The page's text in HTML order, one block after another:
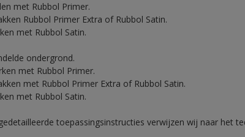
met Rubbol Primer.
Rubbol Primer Extra of Rubbol Satin.
met Rubbol Satin.
ondergrond.
met Rubbol Primer.
met Rubbol Primer Extra of Rubbol Satin.
met Rubbol Satin.
toepassingsinstructies verwijzen wij naar het